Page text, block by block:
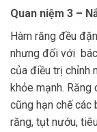
Quan niệm 3 –
Hàm răng đều
nhưng đối với
của điều trị chỉnh
khỏe mạnh. Răng
cũng hạn chế các
răng, tụt nướu,